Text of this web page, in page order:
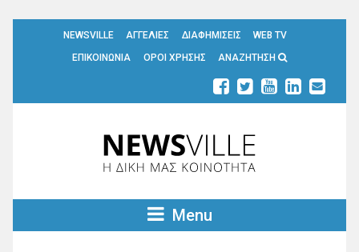
NEWSVILLE ΑΓΓΕΛΙΕΣ ΔΙΑΦΗΜΙΣΕΙΣ
WEB TV
ΕΠΙΚΟΙΝΩΝΙΑ
ΟΡΟΙ ΧΡΗΣΗΣ ΑΝΑΖΗΤΗΣΗ
Menu